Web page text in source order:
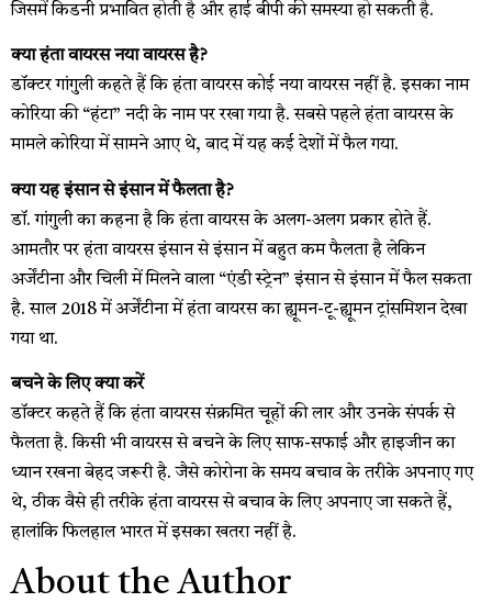
जिसमें किडनी प्रभावित होती है और हाई बीपी की समस्या हो सकती है.
क्या हंता वायरस नया वायरस है?
डॉक्टर गांगुली कहते हैं कि हंता वायरस कोई नया वायरस नहीं है. इसका नाम
कोरिया की “हंटा” नदी के नाम पर रखा गया है. सबसे पहले हंता वायरस के
मामले कोरिया में सामने आए थे, बाद में यह कई देशों में फैल गया.
क्या यह इंसान से इंसान में फैलता है?
डॉ. गांगुली का कहना है कि हंता वायरस के अलग-अलग प्रकार होते हैं.
आमतौर पर हंता वायरस इंसान से इंसान में बहुत कम फैलता है लेकिन
अर्जेंटीना और चिली में मिलने वाला “एंडी स्ट्रेन” इंसान से इंसान में फैल सकता
है. साल 2018 में अर्जेंटीना में हंता वायरस का ह्यूमन-टू-ह्यूमन ट्रांसमिशन देखा
गया था.
बचने के लिए क्या करें
डॉक्टर कहते हैं कि हंता वायरस संक्रमित चूहों की लार और उनके संपर्क से
फैलता है. किसी भी वायरस से बचने के लिए साफ-सफाई और हाइजीन का
ध्यान रखना बेहद जरूरी है. जैसे कोरोना के समय बचाव के तरीके अपनाए गए
थे, ठीक वैसे ही तरीके हंता वायरस से बचाव के लिए अपनाए जा सकते हैं,
हालांकि फिलहाल भारत में इसका खतरा नहीं है.
About the Author